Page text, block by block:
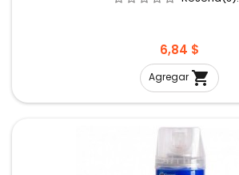
Precio
6,84 $
Agregar 